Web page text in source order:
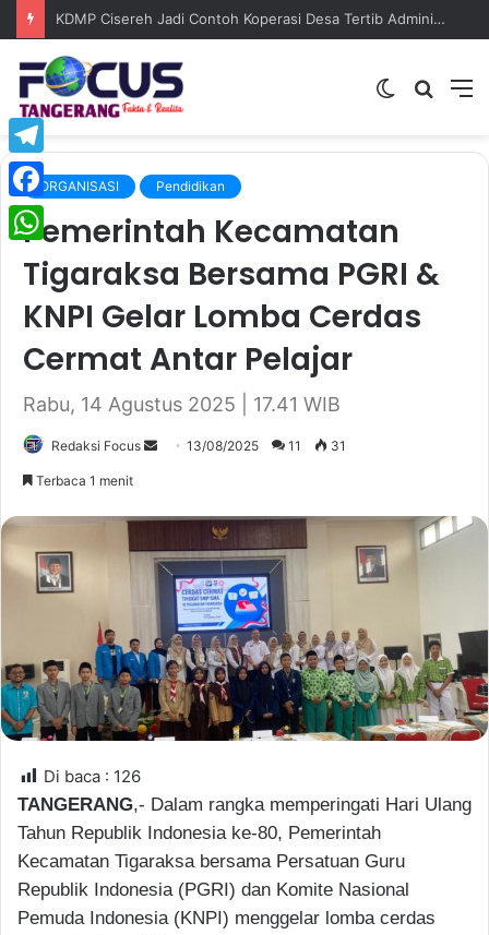
KDMP Cisereh Jadi Contoh Koperasi Desa Tertib Administrasi, Camat Tigaraksa Beri Apresiasi Tinggi
Switch
ORGANISASI Pendidikan
Pemerintah Kecamatan
Tigaraksa Bersama PGRI &
KNPI Gelar Lomba Cerdas
Cermat Antar Pelajar
Rabu, 14 Agustus 2025 | 17.41 WIB
Redaksi Focus
d
a
a
i
l
13/08/2025 11 31
Terbaca 1 menit
Di baca : 126
TANGERANG,- Dalam rangka memperingati Hari Ulang
Tahun Republik Indonesia ke-80, Pemerintah
Kecamatan Tigaraksa bersama Persatuan Guru
Republik Indonesia (PGRI) dan Komite Nasional
Pemuda Indonesia (KNPI) menggelar lomba cerdas
Telegram
Facebook
WhatsApp